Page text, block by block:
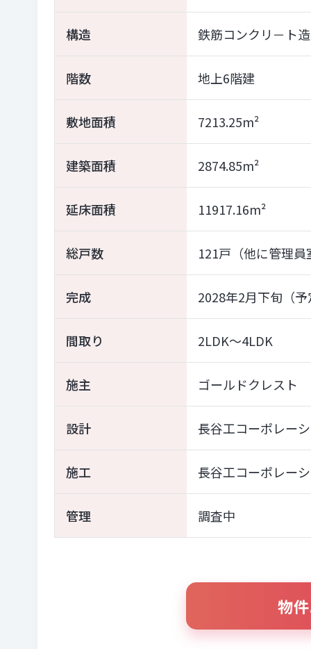
構造 鉄筋コンクリ－ト造
階数 地上6階建
敷地面積 7213.25m²
建築面積 2874.85m²
延床面積 11917.16m²
総戸数 121戸（他に管理員
完成 2028年2月下旬（
間取り 2LDK～4LDK
施主 ゴールドクレスト
設計 長谷工コーポレー
施工 長谷工コーポレー
管理 調査中
物